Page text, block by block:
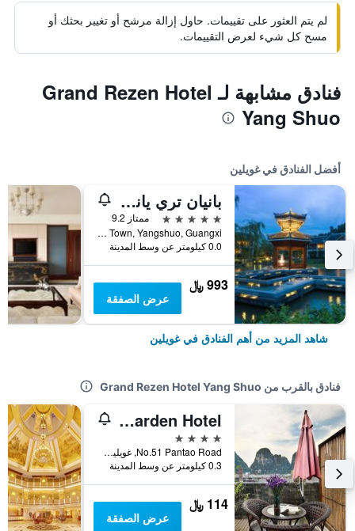
لم يتم العثور على تقييمات. حاول إزالة مرشح أو تغيير بحثك أو
مسح كل شيء لعرض التقييمات.
فنادق مشابهة لـ Grand Rezen Hotel
Yang Shuo
أفضل الفنادق في غويلين
بانيان تري يانجشو
5 نجوم
ممتاز 9.2
No.168 Zhengdong Street, Fuli Town, Yangshuo, Guangxi, غويلين, الصين
0.0 كيلومتر عن وسط المدينة
993 ﷼
عرض الصفقة
شاهد المزيد من أهم الفنادق في غويلين
فنادق بالقرب من Grand Rezen Hotel Yang Shuo
Elite Garden Hotel
4 نجوم
No.51 Pantao Road, غويلين, الصين
0.3 كيلومتر عن وسط المدينة
114 ﷼
عرض الصفقة